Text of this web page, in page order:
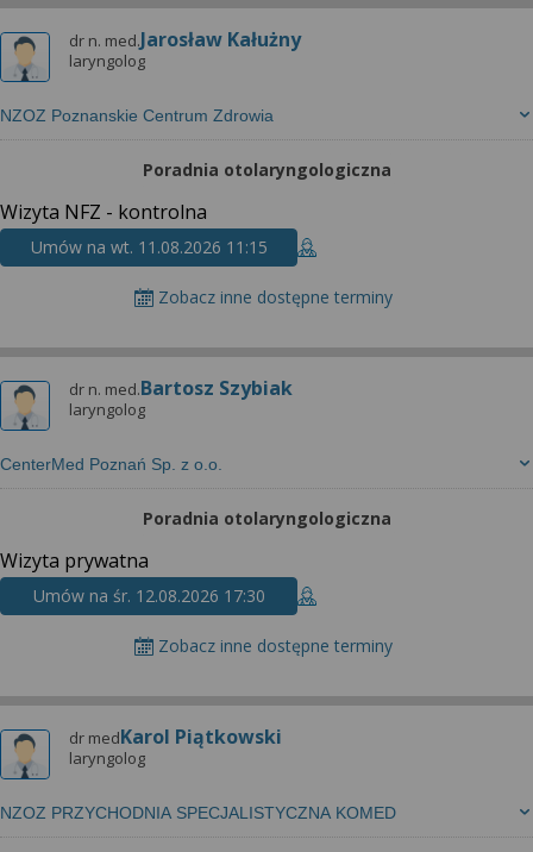
dr n. med.Jarosław Kałużny
laryngolog
NZOZ Poznanskie Centrum Zdrowia
Poradnia otolaryngologiczna
Wizyta NFZ - kontrolna
Umów na wt. 11.08.2026 11:15
Zobacz inne dostępne terminy
dr n. med.Bartosz Szybiak
laryngolog
CenterMed Poznań Sp. z o.o.
Poradnia otolaryngologiczna
Wizyta prywatna
Umów na śr. 12.08.2026 17:30
Zobacz inne dostępne terminy
dr medKarol Piątkowski
laryngolog
NZOZ PRZYCHODNIA SPECJALISTYCZNA KOMED